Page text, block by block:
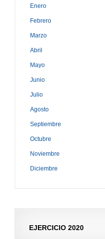
Enero
Febrero
Marzo
Abril
Mayo
Junio
Julio
Agosto
Septiembre
Octubre
Noviembre
Diciembre
EJERCICIO 2020